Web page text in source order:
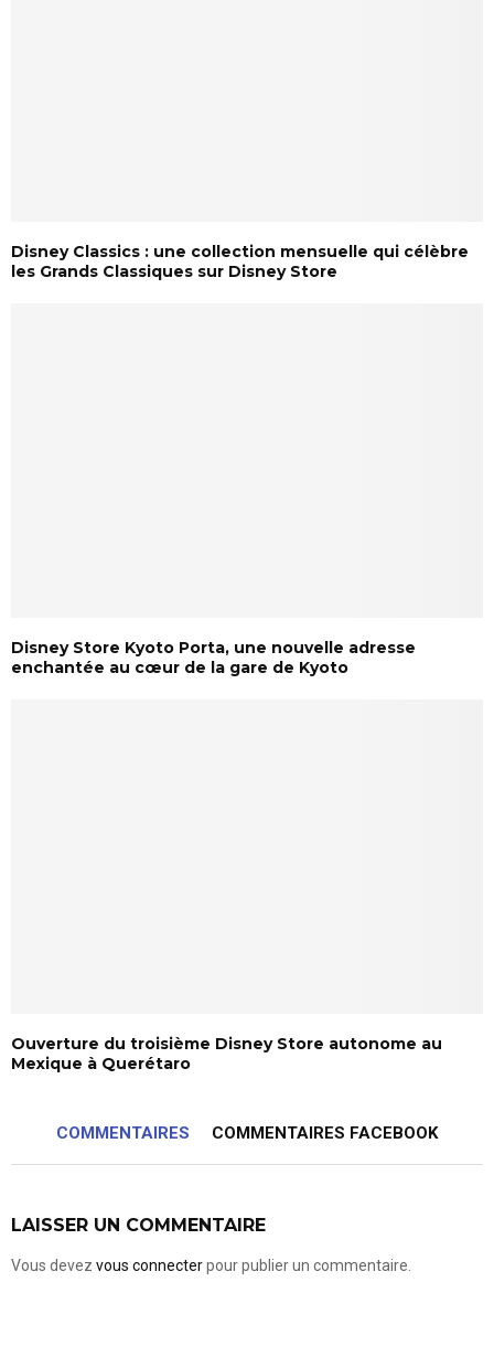
Disney Classics : une collection mensuelle qui célèbre
les Grands Classiques sur Disney Store
Disney Store Kyoto Porta, une nouvelle adresse
enchantée au cœur de la gare de Kyoto
Ouverture du troisième Disney Store autonome au
Mexique à Querétaro
COMMENTAIRES COMMENTAIRES FACEBOOK
LAISSER UN COMMENTAIRE
Vous devez vous connecterpour publier un commentaire.